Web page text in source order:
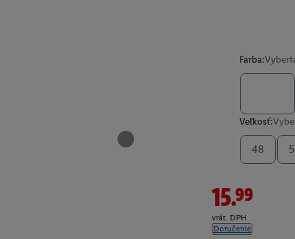
Farba:
Veľkosť:
48
15.99
vrát. DPH
Doručenie